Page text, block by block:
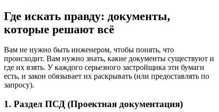
Где искать правду: документы,
которые решают всё
Вам не нужно быть инженером, чтобы понять, что
происходит. Вам нужно знать, какие документы существуют и
где их взять. У каждого серьезного застройщика эти бумаги
есть, и закон обязывает их раскрывать (или предоставлять по
запросу).
1. Раздел ПСД (Проектная документация)